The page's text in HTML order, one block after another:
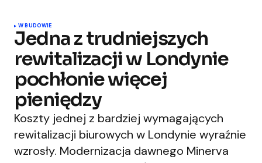
W BUDOWIE
Jedna z trudniejszych
rewitalizacji w Londynie
pochłonie więcej
pieniędzy
Koszty jednej z bardziej wymagających
rewitalizacji biurowych w Londynie wyraźnie
wzrosły. Modernizacja dawnego Minerva